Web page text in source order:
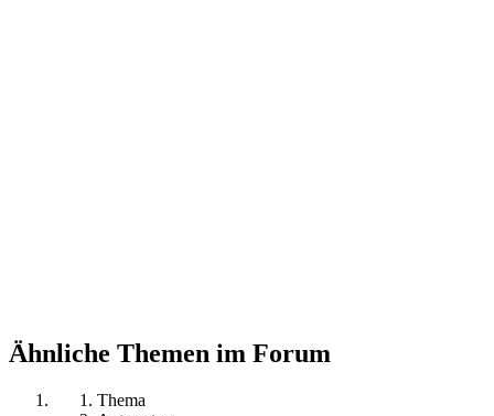
Ähnliche Themen im Forum
Thema